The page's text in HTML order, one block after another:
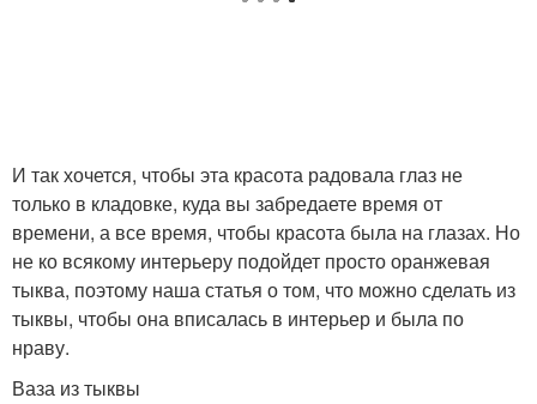
И так хочется, чтобы эта красота радовала глаз не
только в кладовке, куда вы забредаете время от
времени, а все время, чтобы красота была на глазах. Но
не ко всякому интерьеру подойдет просто оранжевая
тыква, поэтому наша статья о том, что можно сделать из
тыквы, чтобы она вписалась в интерьер и была по
нраву.
Ваза из тыквы